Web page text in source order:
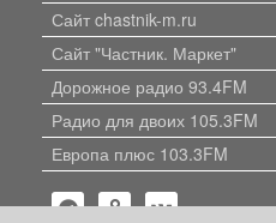
Сайт chastnik-m.ru
Сайт "Частник. Маркет"
Дорожное радио 93.4FM
Радио для двоих 105.3FM
Европа плюс 103.3FM